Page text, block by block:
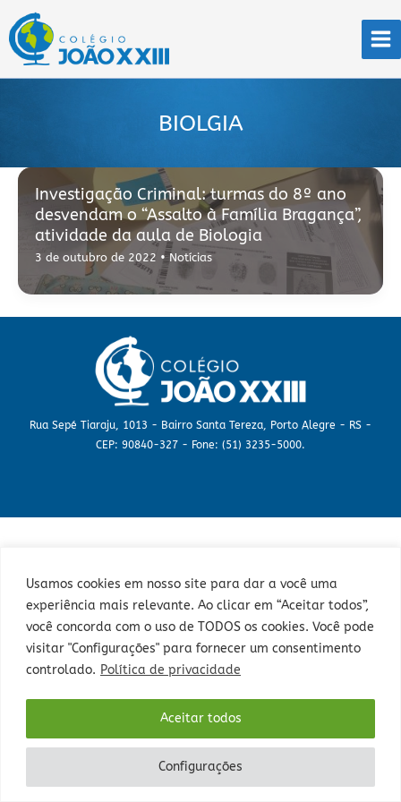
Usamos cookies em nosso site para dar a você uma
experiência mais relevante. Ao clicar em “Aceitar todos”,
você concorda com o uso de TODOS os cookies. Você pode
visitar "Configurações" para fornecer um consentimento
controlado. Política de privacidade
Configurações
Aceitar todos
para
conteúdo
BIOLGIA
Investigação Criminal: turmas do 8º ano
desvendam o “Assalto à Família Bragança”,
atividade da aula de Biologia
3 de outubro de 2022 •Notícias
Rua Sepé Tiaraju, 1013 - Bairro Santa Tereza, Porto Alegre - RS -
CEP: 90840-327 - Fone: (51) 3235-5000.